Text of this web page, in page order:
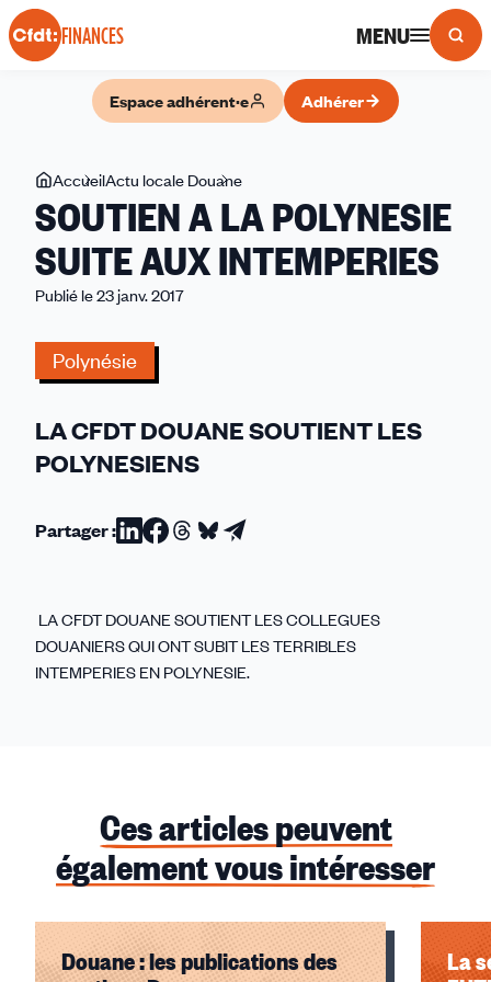
Panneau de gestion des cookies
FINANCES MENU
Espace adhérent·e Adhérer
Vous
êtes
ici
AccueilActu locale Douane
A
LA
POLYNESIE
SOUTIEN A LA POLYNESIE
SUITE AUX INTEMPERIES
Publié le 23 janv. 2017
Polynésie
LA CFDT DOUANE SOUTIENT LES
POLYNESIENS
Partager :Partager
Linkedin
Partager
Facebook
Partager
Threads
Partager
Bluesky
Partager
email
LA CFDT DOUANE SOUTIENT LES COLLEGUES
DOUANIERS QUI ONT SUBIT LES TERRIBLES
INTEMPERIES EN POLYNESIE.
Ces articles peuvent
également vous intéresser
Douane : les publications des
La